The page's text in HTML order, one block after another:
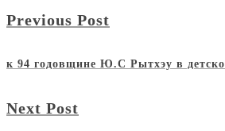
Previous Post
к 94 годовщине Ю.С Рытхэу в
Next Post